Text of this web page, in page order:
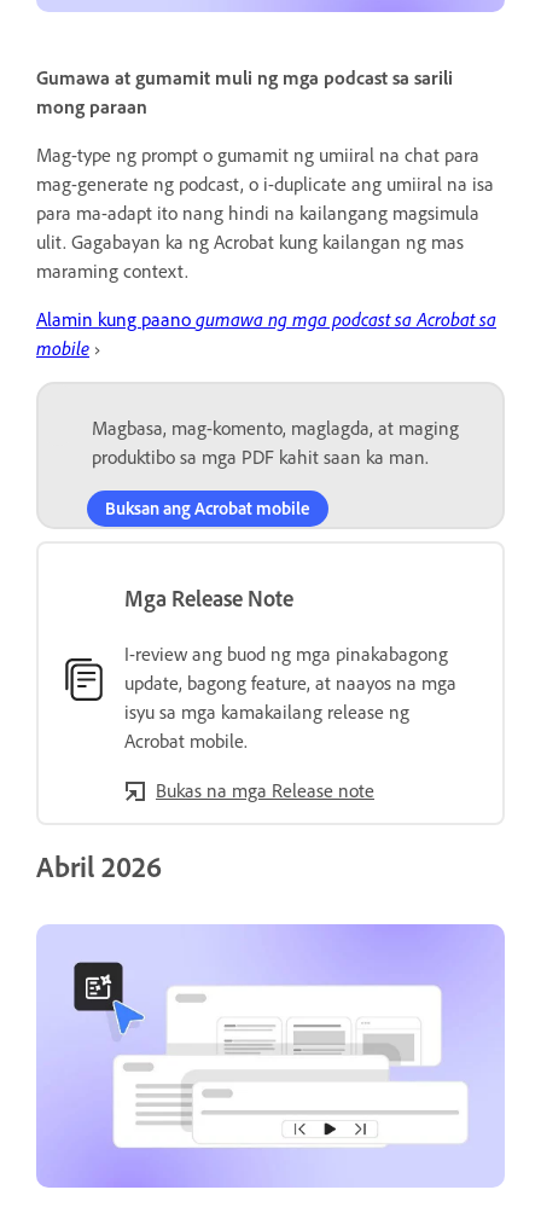
Gumawa at gumamit muli ng mga podcast sa sarili
mong paraan
Mag-type ng prompt o gumamit ng umiiral na chat para
mag-generate ng podcast, o i-duplicate ang umiiral na isa
para ma-adapt ito nang hindi na kailangang magsimula
ulit. Gagabayan ka ng Acrobat kung kailangan ng mas
maraming context.
Alamin kung paano gumawa ng mga podcast sa Acrobat sa
mobile ›
Magbasa, mag-komento, maglagda, at maging
produktibo sa mga PDF kahit saan ka man.
Buksan ang Acrobat mobile
Mga Release Note
I-review ang buod ng mga pinakabagong
update, bagong feature, at naayos na mga
isyu sa mga kamakailang release ng
Acrobat mobile.
Bukas na mga Release note
Abril 2026